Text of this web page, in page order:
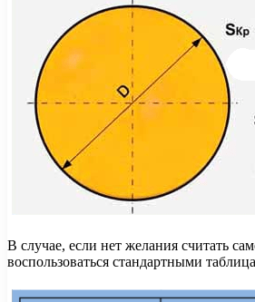
В случае, если нет желания считать
воспользоваться стандартными